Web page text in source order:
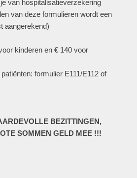
van hospitalisatieverzekering
van deze formulieren wordt een
aangerekend)
kinderen en € 140 voor
formulier E111/E112 of
BEZITTINGEN,
SOMMEN GELD MEE !!!